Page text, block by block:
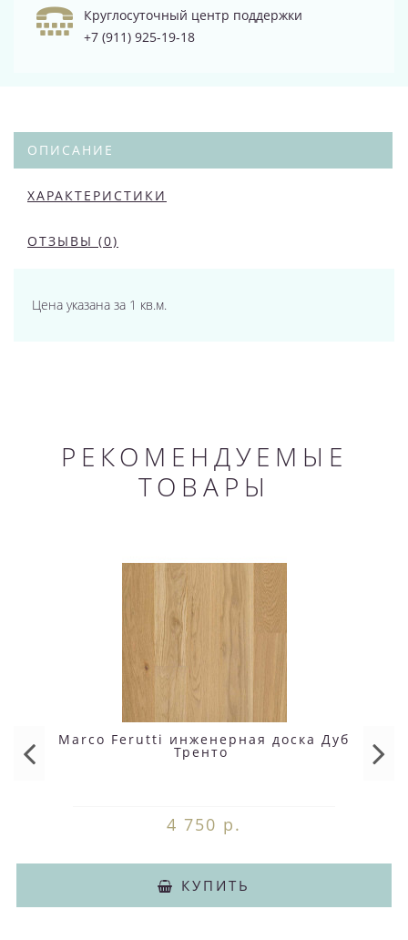
Круглосуточный центр поддержки
+7 (911) 925-19-18
ОПИСАНИЕ
ХАРАКТЕРИСТИКИ
ОТЗЫВЫ (0)
Цена указана за 1 кв.м.
РЕКОМЕНДУЕМЫЕ
ТОВАРЫ
Marco Ferutti инженерная доска Дуб
Тренто
4 750 р.
КУПИТЬ